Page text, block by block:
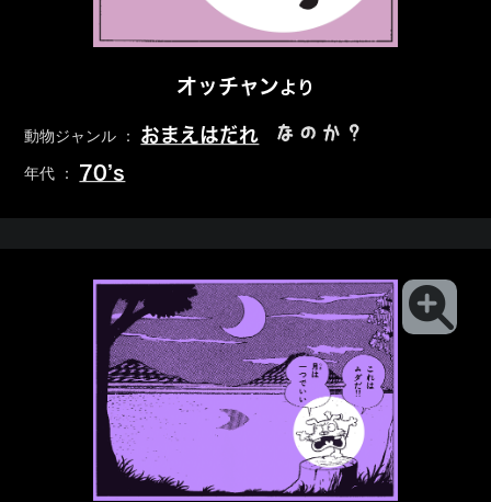
オッチャンより
動物ジャンル ： おまえはだれ なのか？
年代 ： 70’s